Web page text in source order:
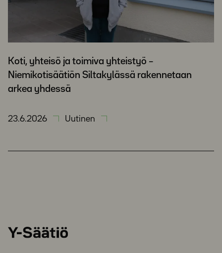
Koti, yhteisö ja toimiva yhteistyö –
Niemikotisäätiön Siltakylässä rakennetaan
arkea yhdessä
23.6.2026 Uutinen
Y-